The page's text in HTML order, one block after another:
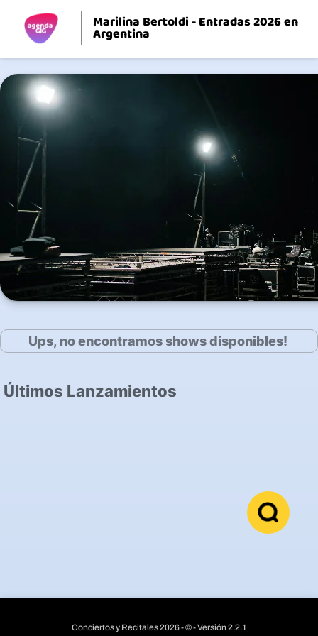
Marilina Bertoldi - Entradas 2026 en
Argentina
Ups, no encontramos shows disponibles!
Últimos Lanzamientos
Conciertos y Recitales 2026 - © - Versión 2.2.1